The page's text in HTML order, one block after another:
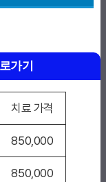
가기
치료 가격
850,000
850,000